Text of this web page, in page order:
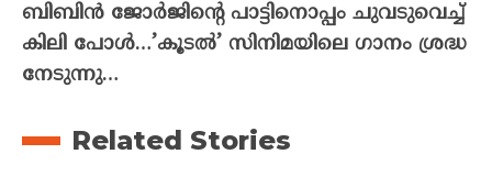
ബിബിൻ ജോർജിന്റെ പാട്ടിനൊപ്പം ചുവടുവെച്ച്
കിലി പോൾ…’കൂടൽ’ സിനിമയിലെ ഗാനം ശ്രദ്ധ
നേടുന്നു…
Related Stories